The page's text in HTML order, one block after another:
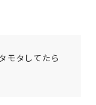
モタしてたら